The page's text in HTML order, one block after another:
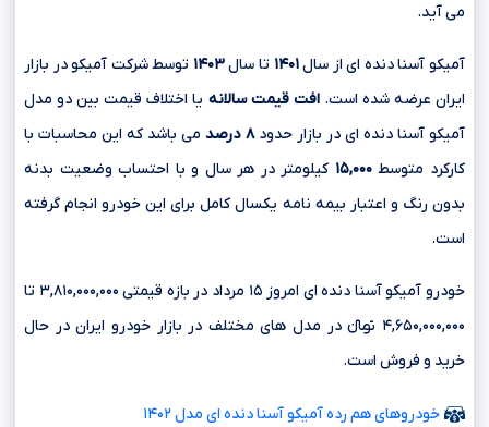
می آید.
آمیکو آسنا دنده ای از سال۱۴۰۱ تا سال۱۴۰۳ توسط شرکت آمیکو در بازار
ایران عرضه شده است.افت قیمت سالانه یا اختلاف قیمت بین دو مدل
آمیکو آسنا دنده ای در بازار حدود۸ درصد
می باشد که این محاسبات با
کارکرد متوسط۱۵,۰۰۰ کیلومتر در هر سال و با احتساب وضعیت بدنه
بدون رنگ و اعتبار بیمه نامه یکسال کامل برای این خودرو انجام گرفته
است.
خودرو آمیکو آسنا دنده ای امروز ۱۵ مرداد در بازه قیمتی ۳,۸۱۰,۰۰۰,۰۰۰ تا
۴,۶۵۰,۰۰۰,۰۰۰ تومانءءء در مدل های مختلف در بازار خودرو ایران در حال
خرید و فروش است.
خودروهای هم رده آمیکو آسنا دنده ای مدل ۱۴۰۲